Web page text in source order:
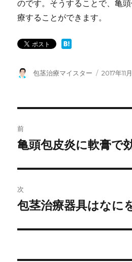
のです。そうすることで、亀
療することができます。
投
包茎治療マイスター
投
2017年11
稿
ビ
ゲ
ー
前
前
投
稿:
亀頭包皮炎に軟膏で
次
次
投
包茎治療器具はなに